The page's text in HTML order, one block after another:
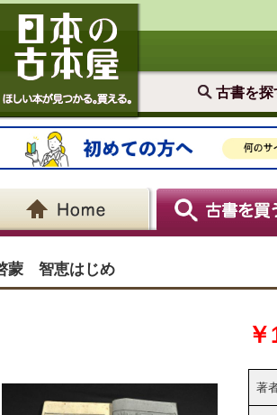
古書を探
蒙 智恵はじめ
著